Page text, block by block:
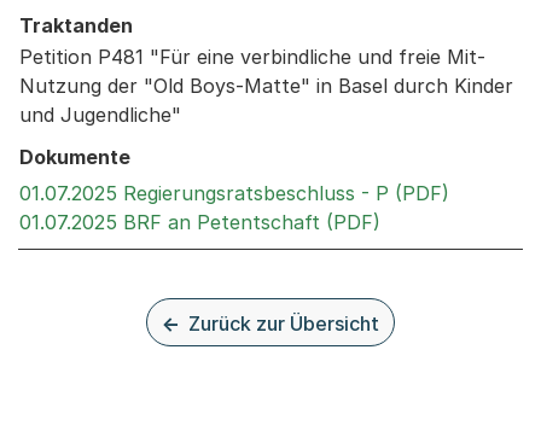
Traktanden
Petition P481 "Für eine verbindliche und freie Mit-
Nutzung der "Old Boys-Matte" in Basel durch Kinder
und Jugendliche"
Dokumente
01.07.2025 Regierungsratsbeschluss - P (PDF)
01.07.2025 BRF an Petentschaft (PDF)
Zurück zur Übersicht